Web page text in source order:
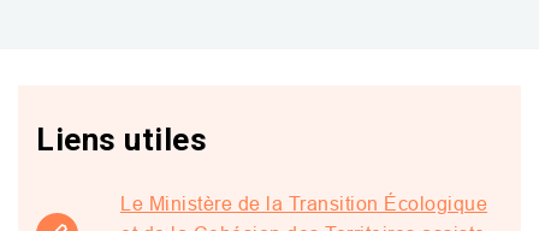
Liens utiles
Le Ministère de la Transition Écologique